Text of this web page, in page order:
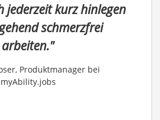
jederzeit kurz hinlegen
schmerzfrei
arbeiten."
Produktmanager bei
myAbility.jobs